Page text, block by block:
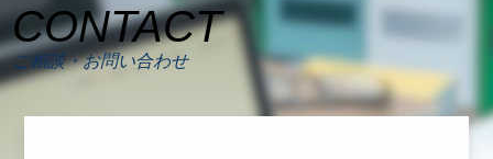
CONTACT
ご相談・お問い合わせ